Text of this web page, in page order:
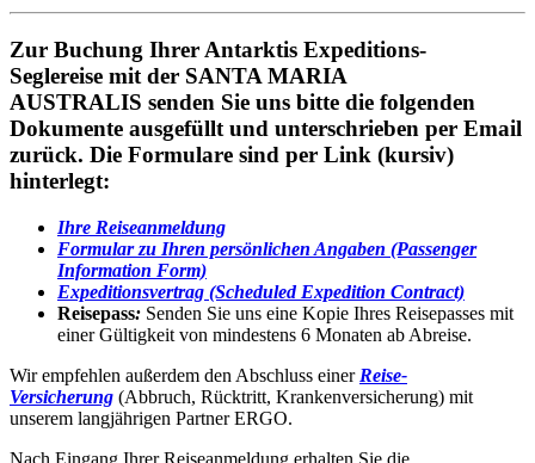
Zur Buchung Ihrer Antarktis Expeditions-
Seglereise mit der SANTA MARIA
AUSTRALIS senden Sie uns bitte die folgenden
Dokumente ausgefüllt und unterschrieben per Email
zurück. Die Formulare sind per Link (kursiv)
hinterlegt:
Ihre Reiseanmeldung
Formular zu Ihren persönlichen Angaben (Passenger
Information Form)
Expeditionsvertrag (Scheduled Expedition Contract)
Reisepass: Senden Sie uns eine Kopie Ihres Reisepasses mit
einer Gültigkeit von mindestens 6 Monaten ab Abreise.
Wir empfehlen außerdem den Abschluss einer Reise-
Versicherung (Abbruch, Rücktritt, Krankenversicherung) mit
unserem langjährigen Partner ERGO.
Nach Eingang Ihrer Reiseanmeldung erhalten Sie die